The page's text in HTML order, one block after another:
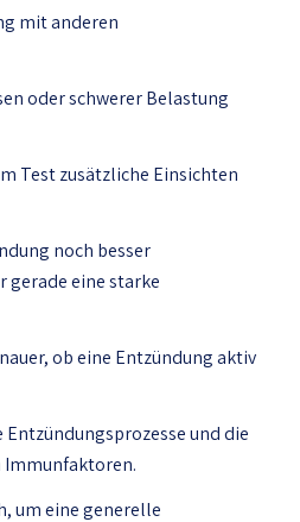
mit anderen
oder schwerer Belastung
Test zusätzliche Einsichten
noch besser
gerade eine starke
ob eine Entzündung aktiv
und die
Immunfaktoren.
um eine generelle